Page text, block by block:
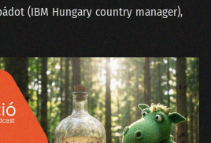
140 - 2023 a valóságérzékelésünk fekete lukában
Maxtől a milicista haláláig
137 - Hol voltak a leglazább sales-es állások 2023-ban?
(IBM Hungary country manager),